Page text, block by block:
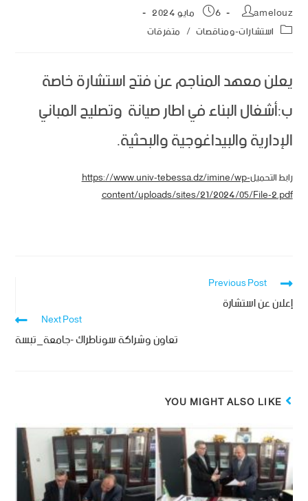
amelouz
6 مايو 2024
استشارات-ومناقصات / متفرقات
يعلن معهد المناجم عن فتح استشارة خاصة
ب:أشغال البناء في اطار صيانة وتصليح المباني
الإدارية والبيداغوجية والبحثية.
رابط التحميلhttps://www.univ-tebessa.dz/imine/wp-
content/uploads/sites/21/2024/05/File-2.pdf
Previous Post
إعلان عن استشارة
Next Post
تعاون وشراكة سوناطراك -جامعة_تبسة
YOU MIGHT ALSO LIKE